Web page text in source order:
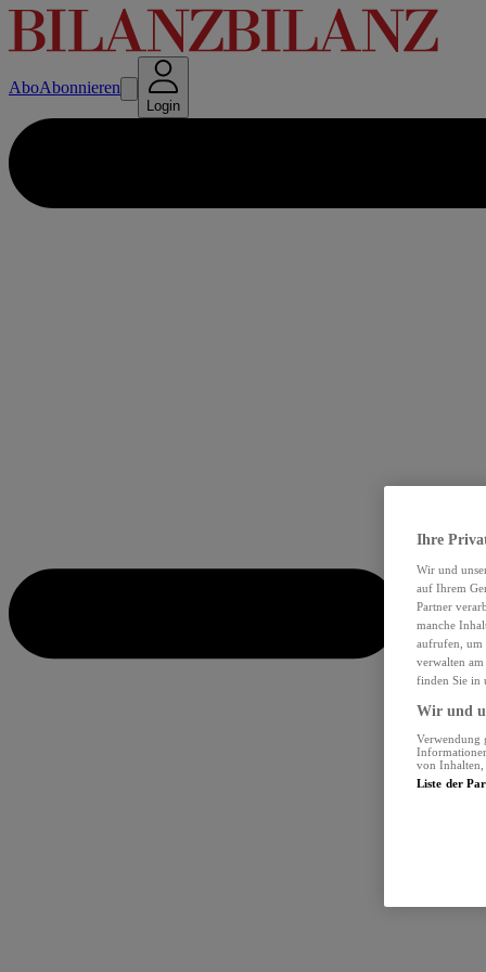
AboAbonnieren
Login
Ihre
Wir und
auf Ihrem
Partner
manche
aufrufen, um
verwalten
finden Sie in
Wir und
Verwendung
von Inhalten,
Liste der